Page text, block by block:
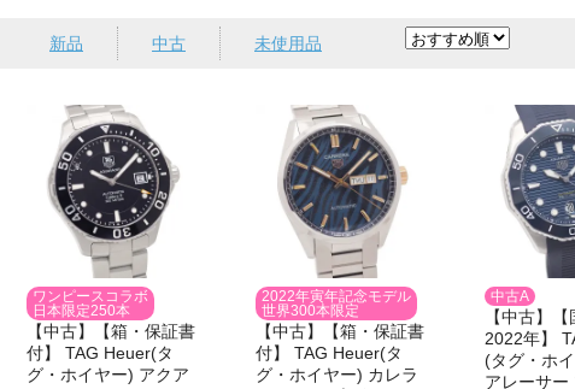
新品 中古 未使用品
ワンピースコラボ
日本限定250本
【中古】【箱・保証書
付】 TAG Heuer(タ
グ・ホイヤー) アクア
2022年寅年記念モデル
世界300本限定
【中古】【箱・保証書
付】 TAG Heuer(タ
グ・ホイヤー) カレラ
中古A
【中古】
2022年】
(タグ・ホ
アレーサー